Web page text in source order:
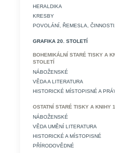
HERALDIKA
KRESBY
POVOLÁNÍ, ŘEMESLA, ČINNOSTI.
GRAFIKA 20. STOLETÍ
BOHEMIKÁLNÍ STARÉ TISKY A
STOLETÍ
NÁBOŽENSKÉ
VĚDA A LITERATURA
HISTORICKÉ MÍSTOPISNÉ A
OSTATNÍ STARÉ TISKY A KNIHY
NÁBOŽENSKÉ
VĚDA UMĚNÍ LITERATURA
HISTORICKÉ A MÍSTOPISNÉ
PŘÍRODOVĚDNÉ